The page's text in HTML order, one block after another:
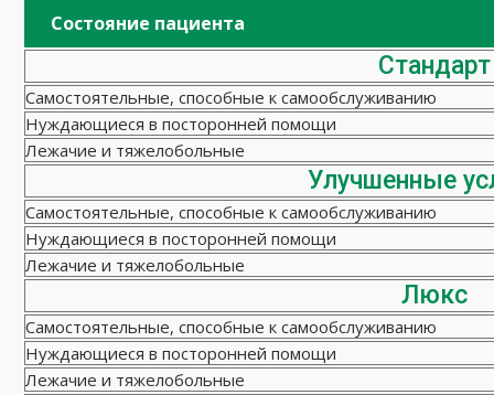
Состояние пациента
Стандарт
Самостоятельные, способные к самообслуживанию
Нуждающиеся в посторонней помощи
Лежачие и тяжелобольные
Улучшенные
Самостоятельные, способные к самообслуживанию
Нуждающиеся в посторонней помощи
Лежачие и тяжелобольные
Люкс
Самостоятельные, способные к самообслуживанию
Нуждающиеся в посторонней помощи
Лежачие и тяжелобольные